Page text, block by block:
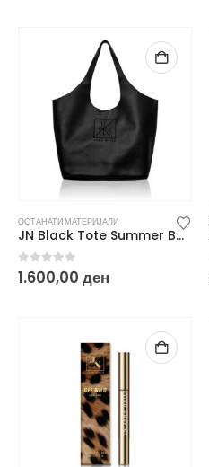
ОСТАНАТИ МАТЕРИЈАЛИ
JN Black Tote Summer Bag
0 out of 5
1.600,00 ден